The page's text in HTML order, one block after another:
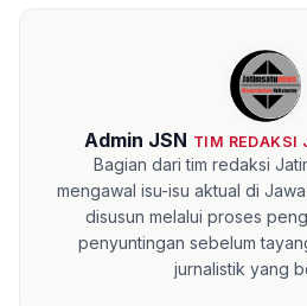
Admin JSN TIM REDAKSI
Bagian dari tim redaksi
mengawal isu-isu aktual di
disusun melalui proses
penyuntingan sebelum
jurnalistik yang